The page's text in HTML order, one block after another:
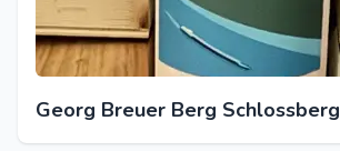
Georg Breuer Berg Schlossberg